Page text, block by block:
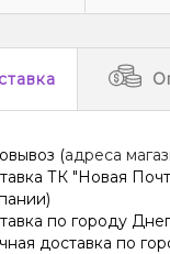
(адреса
ТК "Новая
по городу
доставка по